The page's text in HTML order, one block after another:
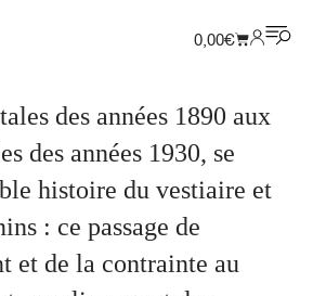
0,00€
des années 1890 aux
des années 1930, se
histoire du vestiaire et
: ce passage de
et de la contrainte au